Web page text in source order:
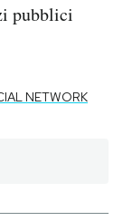
pubblici
NETWORK